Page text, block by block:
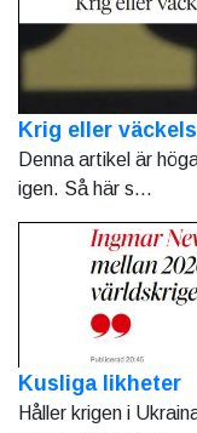
Krig eller
Denna artikel är
igen. Så här s...
Kusliga likheter
Håller krigen i